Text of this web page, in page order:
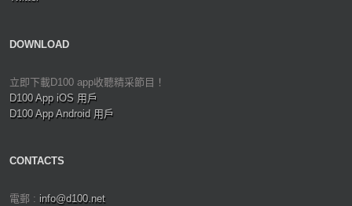
DOWNLOAD
立即下載D100 app收聽精采節目！
D100 App iOS 用戶
D100 App Android 用戶
CONTACTS
電郵 : info@d100.net